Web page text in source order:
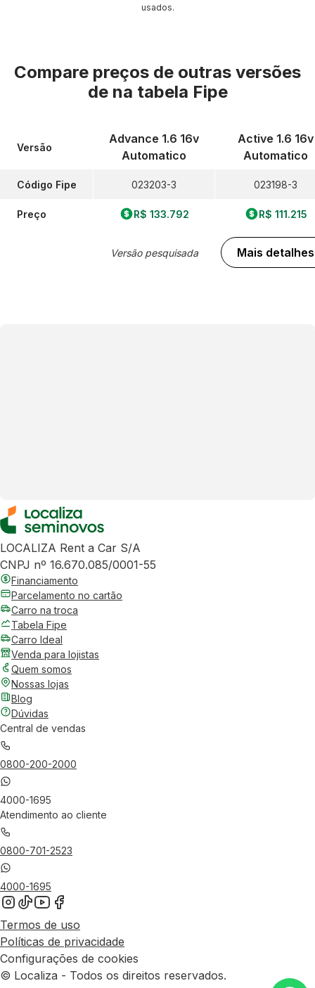
usados.
Compare preços de outras versões
de na tabela Fipe
Versão
Código Fipe
Preço
Advance 1.6 16v
Automatico
023203-3
R$ 133.792
Versão pesquisada
Active 1.6 16v
Automatico
023198-3
R$ 111.215
Mais detalhes
LOCALIZA Rent a Car S/A
CNPJ nº 16.670.085/0001-55
Financiamento
Parcelamento no cartão
Carro na troca
Tabela Fipe
Carro Ideal
Venda para lojistas
Quem somos
Nossas lojas
Blog
Dúvidas
Central de vendas
0800-200-2000
4000-1695
Atendimento ao cliente
0800-701-2523
4000-1695
Termos de uso
Políticas de privacidade
Configurações de cookies
© Localiza - Todos os direitos reservados.